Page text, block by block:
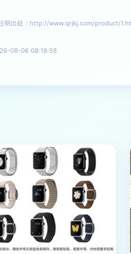
明出处：http://www.qrjkj.com/product/
08-06 08:18:58